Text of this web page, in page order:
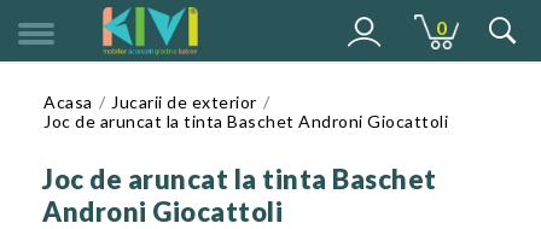
0
Acasa
Jucarii de exterior
Joc de aruncat la tinta Baschet Androni Giocattoli
Joc de aruncat la tinta Baschet
Androni Giocattoli